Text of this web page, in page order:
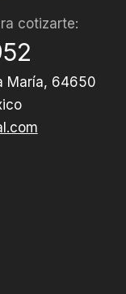
cotizarte:
María, 64650